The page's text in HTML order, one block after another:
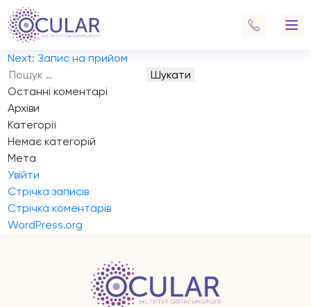
Запис на прийом
кератит
Навігація
записів
Previous: Запис на прийом
Next: Запис на прийом
Пошук:
Останні коментарі
Архіви
Категорії
Немає категорій
Мета
Увійти
Стрічка записів
Стрічка коментарів
WordPress.org